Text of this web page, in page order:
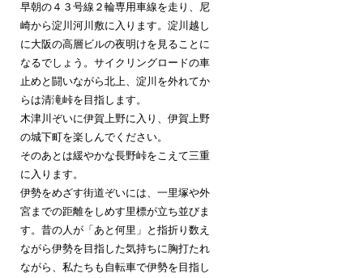
早朝の４３号線２輪専用車線を走り、尼
崎から淀川河川敷に入ります。淀川越し
に大阪の高層ビルの夜明けを見ることに
なるでしょう。サイクリングロードの車
止めと闘いながら北上、淀川を外れてか
らは清滝峠を目指します。
木津川ぞいに伊賀上野に入り、伊賀上野
の城下町を楽しんでください。
そのあとは緩やかな長野峠をこえて三重
に入ります。
伊勢をめざす街道ぞいには、一里塚や外
宮までの距離をしめす里標が立ち並びま
す。昔の人が「あと何里」と指折り数え
ながら伊勢を目指した気持ちに胸打たれ
ながら、私たちも自転車で伊勢を目指し